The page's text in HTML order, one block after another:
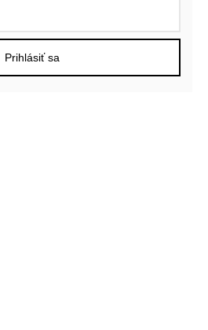
Prihlásiť sa